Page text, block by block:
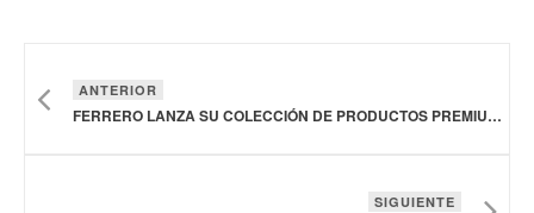
ANTERIOR
FERRERO LANZA SU COLECCIÓN DE PRODUCTOS PREMIUM PARA NAVIDAD
SIGUIENTE